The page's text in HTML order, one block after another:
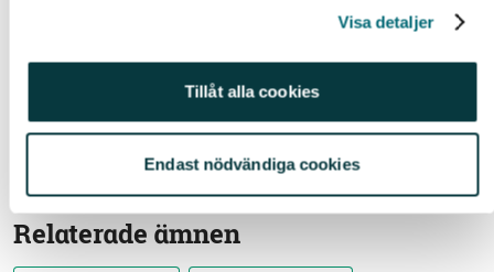
Visa detaljer
Tillåt alla cookies
Endast nödvändiga cookies
Historisk avkastning är ingen garanti för framtida avkastning. En investering i värdepapper/fonder
oss för eventuella fel i aktie- och fondinformationen som lämnas på denna sida.
Relaterade ämnen